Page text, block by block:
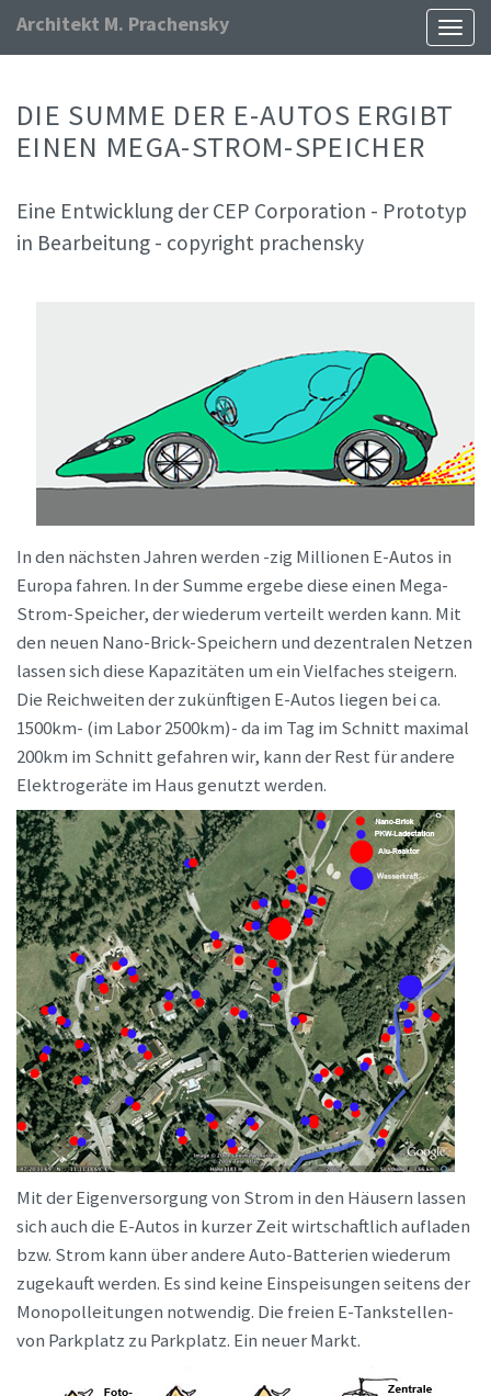
ein-/
Architekt M. Prachensky
DIE SUMME DER E-AUTOS ERGIBT
EINEN MEGA-STROM-SPEICHER
Eine Entwicklung der CEP Corporation - Prototyp
in Bearbeitung - copyright prachensky
In den nächsten Jahren werden -zig Millionen E-Autos in
Europa fahren. In der Summe ergebe diese einen Mega-
Strom-Speicher, der wiederum verteilt werden kann. Mit
den neuen Nano-Brick-Speichern und dezentralen Netzen
lassen sich diese Kapazitäten um ein Vielfaches steigern.
Die Reichweiten der zukünftigen E-Autos liegen bei ca.
1500km- (im Labor 2500km)- da im Tag im Schnitt maximal
200km im Schnitt gefahren wir, kann der Rest für andere
Elektrogeräte im Haus genutzt werden.
Mit der Eigenversorgung von Strom in den Häusern lassen
sich auch die E-Autos in kurzer Zeit wirtschaftlich aufladen
bzw. Strom kann über andere Auto-Batterien wiederum
zugekauft werden. Es sind keine Einspeisungen seitens der
Monopolleitungen notwendig. Die freien E-Tankstellen-
von Parkplatz zu Parkplatz. Ein neuer Markt.